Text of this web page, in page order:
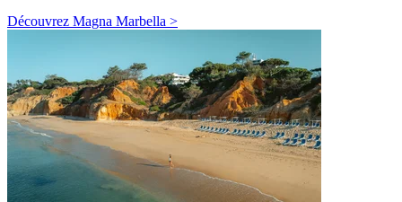
Découvrez Magna Marbella >